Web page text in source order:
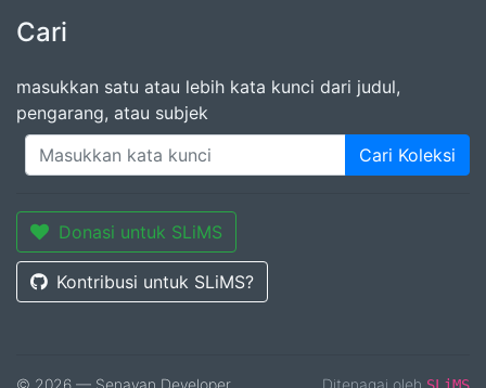
Cari
masukkan satu atau lebih kata kunci dari judul,
pengarang, atau subjek
Cari Koleksi
Donasi untuk SLiMS
Kontribusi untuk SLiMS?
© 2026 — Senayan Developer Ditenagai oleh